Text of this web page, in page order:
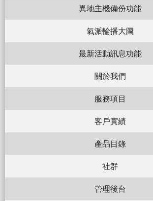
異地主機備份功能
氣派輪播大圖
最新活動訊息功能
關於我們
服務項目
客戶實績
產品目錄
社群
管理後台